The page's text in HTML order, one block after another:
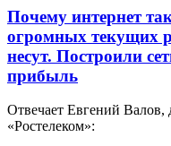
Почему интернет
огромных текущих
несут. Построили
прибыль
Отвечает Евгений
«Ростелеком»: